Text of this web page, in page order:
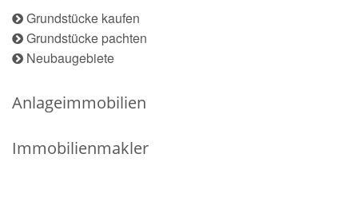
Grundstücke kaufen
Grundstücke pachten
Neubaugebiete
Anlageimmobilien
Immobilienmakler